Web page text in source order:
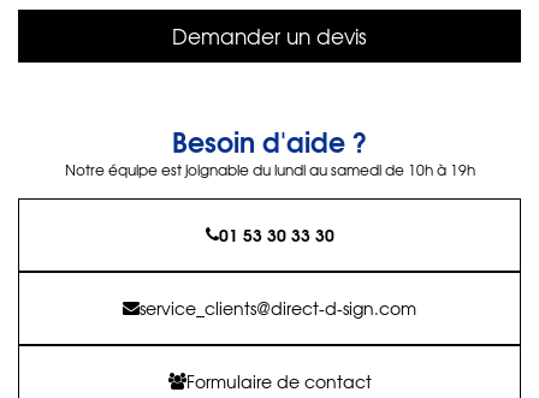
Demander un devis
Besoin d'aide ?
Notre équipe est joignable du lundi au samedi de 10h à 19h
01 53 30 33 30
service_clients@direct-d-sign.com
Formulaire de contact